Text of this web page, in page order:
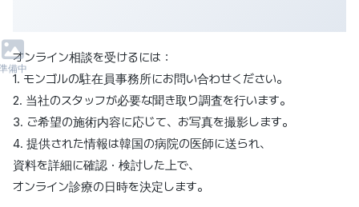
備中
オンライン相談を受けるには：
1. モンゴルの駐在員事務所にお問い合わせください。
2. 当社のスタッフが必要な聞き取り調査を行います。
3. ご希望の施術内容に応じて、お写真を撮影します。
4. 提供された情報は韓国の病院の医師に送られ、
資料を詳細に確認・検討した上で、
オンライン診療の日時を決定します。